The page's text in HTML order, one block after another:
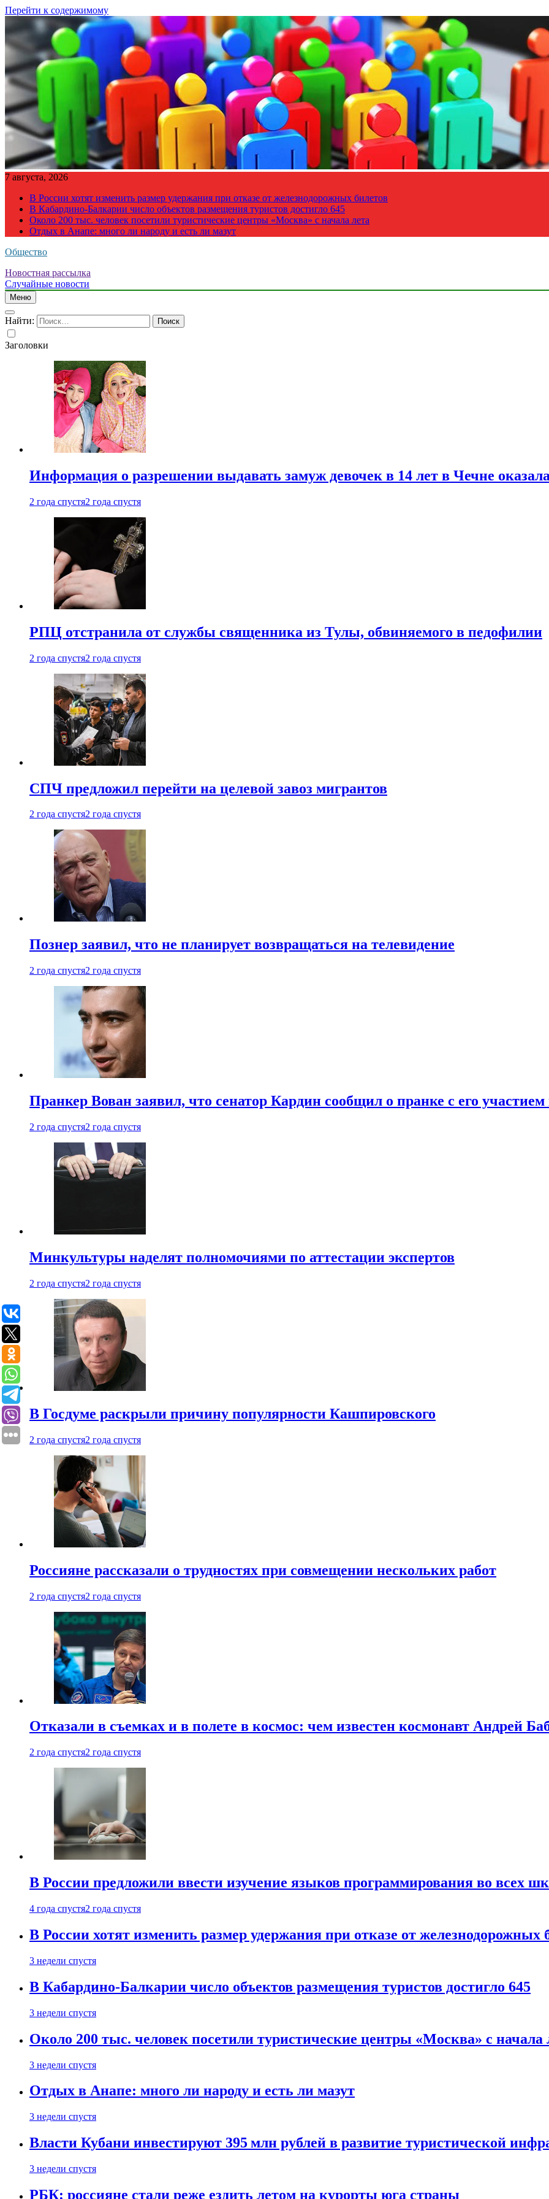
Перейти к содержимому
7 августа, 2026
В России хотят изменить размер удержания при отказе от железнодорожных билетов
В Кабардино-Балкарии число объектов размещения туристов достигло 645
Около 200 тыс. человек посетили туристические центры «Москва» с начала лета
Отдых в Анапе: много ли народу и есть ли мазут
Общество
Новостная рассылка
Случайные новости
Меню
Найти:
Заголовки
Информация о разрешении выдавать замуж девочек в 14 лет в Чечне
2 года спустя2 года спустя
РПЦ отстранила от службы священника из Тулы, обвиняемого в педофилии
2 года спустя2 года спустя
СПЧ предложил перейти на целевой завоз мигрантов
2 года спустя2 года спустя
Познер заявил, что не планирует возвращаться на телевидение
2 года спустя2 года спустя
Пранкер Вован заявил, что сенатор Кардин сообщил о пранке с его
2 года спустя2 года спустя
Минкультуры наделят полномочиями по аттестации экспертов
2 года спустя2 года спустя
В Госдуме раскрыли причину популярности Кашпировского
2 года спустя2 года спустя
Россияне рассказали о трудностях при совмещении нескольких работ
2 года спустя2 года спустя
Отказали в съемках и в полете в космос: чем известен космонавт Андрей
2 года спустя2 года спустя
В России предложили ввести изучение языков программирования во всех
4 года спустя2 года спустя
В России хотят изменить размер удержания при отказе от железнодорожных
3 недели спустя
В Кабардино-Балкарии число объектов размещения туристов достигло 645
3 недели спустя
Около 200 тыс. человек посетили туристические центры «Москва» с начала
3 недели спустя
Отдых в Анапе: много ли народу и есть ли мазут
3 недели спустя
Власти Кубани инвестируют 395 млн рублей в развитие туристической
3 недели спустя
РБК: россияне стали реже ездить летом на курорты юга страны